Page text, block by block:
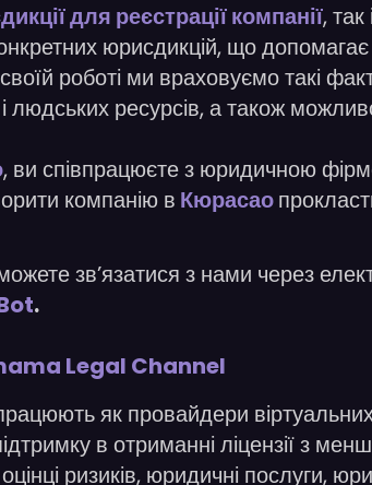
для реєстрації компанії, так
юрисдикцій, що
своїй роботі ми враховуємо такі
людських ресурсів, а також
, ви співпрацюєте з юридичною
компанію в Кюрасао
зв’язатися з нами через
.
Legal Channel
як провайдери віртуальних
в отриманні ліцензії з
ризиків, юридичні послуги,